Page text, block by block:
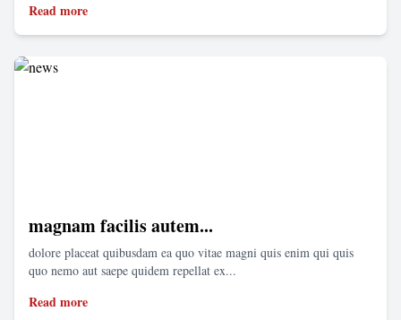
Read more
magnam facilis autem...
dolore placeat quibusdam ea quo vitae magni quis enim qui quis
quo nemo aut saepe quidem repellat ex...
Read more